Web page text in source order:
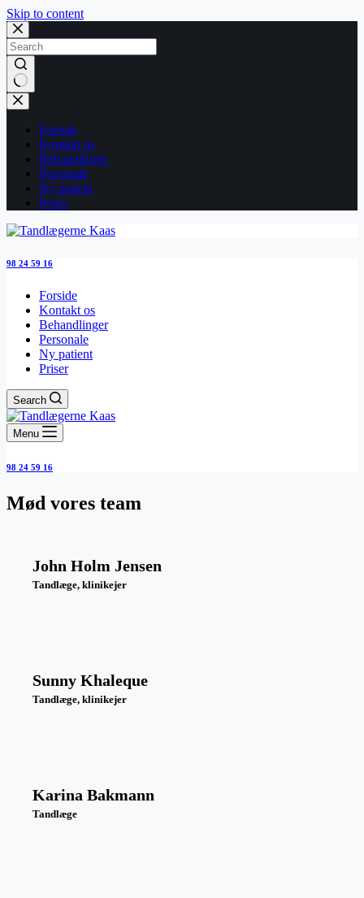
Skip to content
No
results
Forside
Kontakt os
Behandlinger
Personale
Ny patient
Priser
98 24 59 16
Forside
Kontakt os
Behandlinger
Personale
Ny patient
Priser
Search
Menu
98 24 59 16
Mød vores team
John Holm Jensen
Tandlæge, klinikejer
Sunny Khaleque
Tandlæge, klinikejer
Karina Bakmann
Tandlæge